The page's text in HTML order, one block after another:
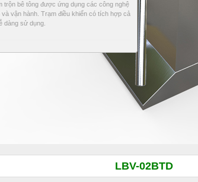
LBV-02BTD
trộn bê tông được ứng dụng các công nghệ
và vận hành. Trạm điều khiển có tích hợp cả
dàng sử dụng.